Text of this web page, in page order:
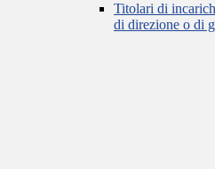
Titolari di
di direzione o di